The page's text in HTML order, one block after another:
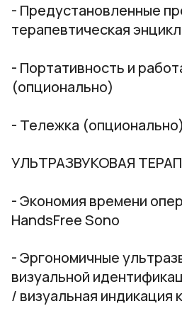
- Предустановленные
терапевтическая
- Портативность и
(опционально)
- Тележка (опционально)
УЛЬТРАЗВУКОВАЯ
- Экономия времени
HandsFree Sono
- Эргономичные
визуальной
/ визуальная индикация